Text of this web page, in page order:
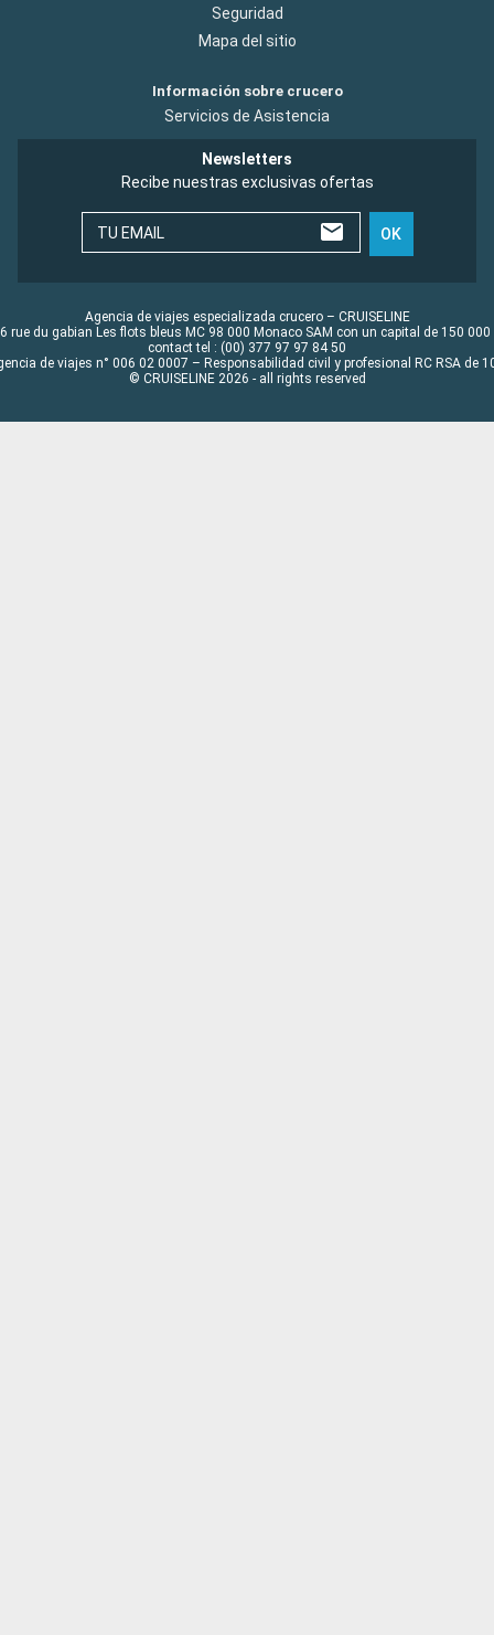
Seguridad
Mapa del sitio
Información sobre crucero
Servicios de Asistencia
Newsletters
Recibe nuestras exclusivas ofertas
TU EMAIL OK
Agencia de viajes especializada crucero – CRUISELINE
rue du gabian Les flots bleus MC 98 000 Monaco SAM con un capital de 150 000
contact tel : (00) 377 97 97 84 50
de viajes n° 006 02 0007 – Responsabilidad civil y profesional RC RSA de
© CRUISELINE 2026 - all rights reserved